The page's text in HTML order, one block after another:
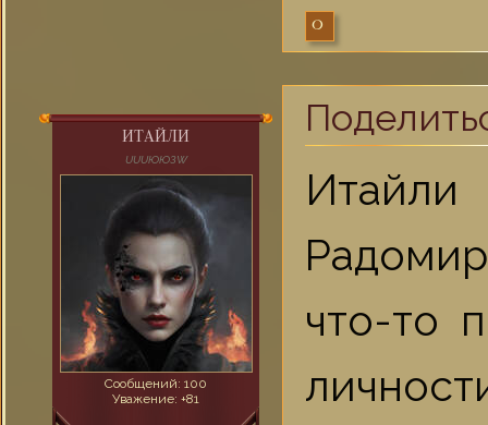
0
ИТАЙЛИ
UUUЮЮЗW
Сообщений: 100
Уважение: +81
что-то